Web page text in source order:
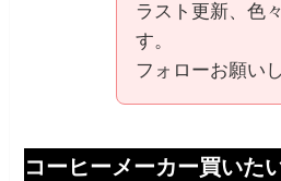
ラスト更新、色
す。
フォローお願い
コーヒーメーカー買いた